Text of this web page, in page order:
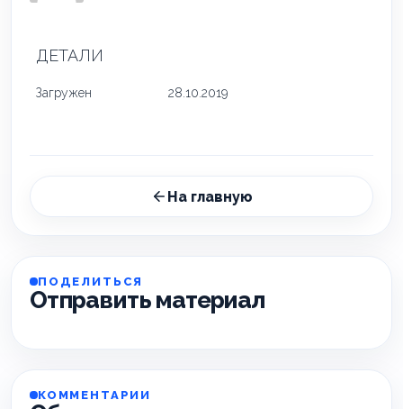
ДЕТАЛИ
Загружен 28.10.2019
На главную
ПОДЕЛИТЬСЯ
Отправить материал
КОММЕНТАРИИ